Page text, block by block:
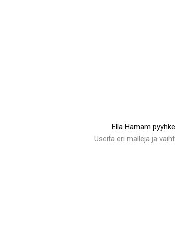
Ella Hamam
Useita eri malleja ja